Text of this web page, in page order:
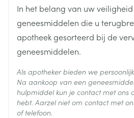
Behoud
In het belang van uw
geneesmiddelen die u
apotheek gesorteerd bij de
geneesmiddelen.
Als apotheker bieden we
Na aankoop van een
hulpmiddel kun je contact met ons
hebt. Aarzel niet om contact met
of telefoon.